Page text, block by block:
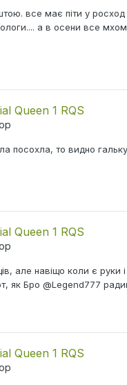
все має піти у
а в осени все мхом
Queen 1 RQS
посохла, то видно
Queen 1 RQS
але навіщо коли є руки і
як Бро @Legend777
Queen 1 RQS